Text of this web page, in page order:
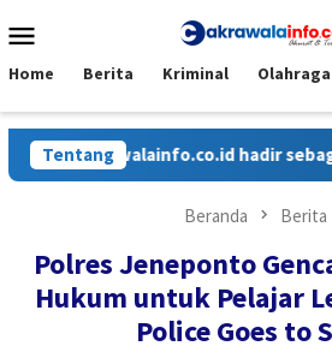
ke
Mobile
Home Berita Kriminal Olahraga
Tentanghadir sebagai media
Beranda Berita
Polres Jeneponto
Hukum untuk Pelajar
Police Goes to